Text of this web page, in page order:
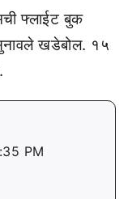
फ्लाईट बुक
खडेबोल. १५
PM